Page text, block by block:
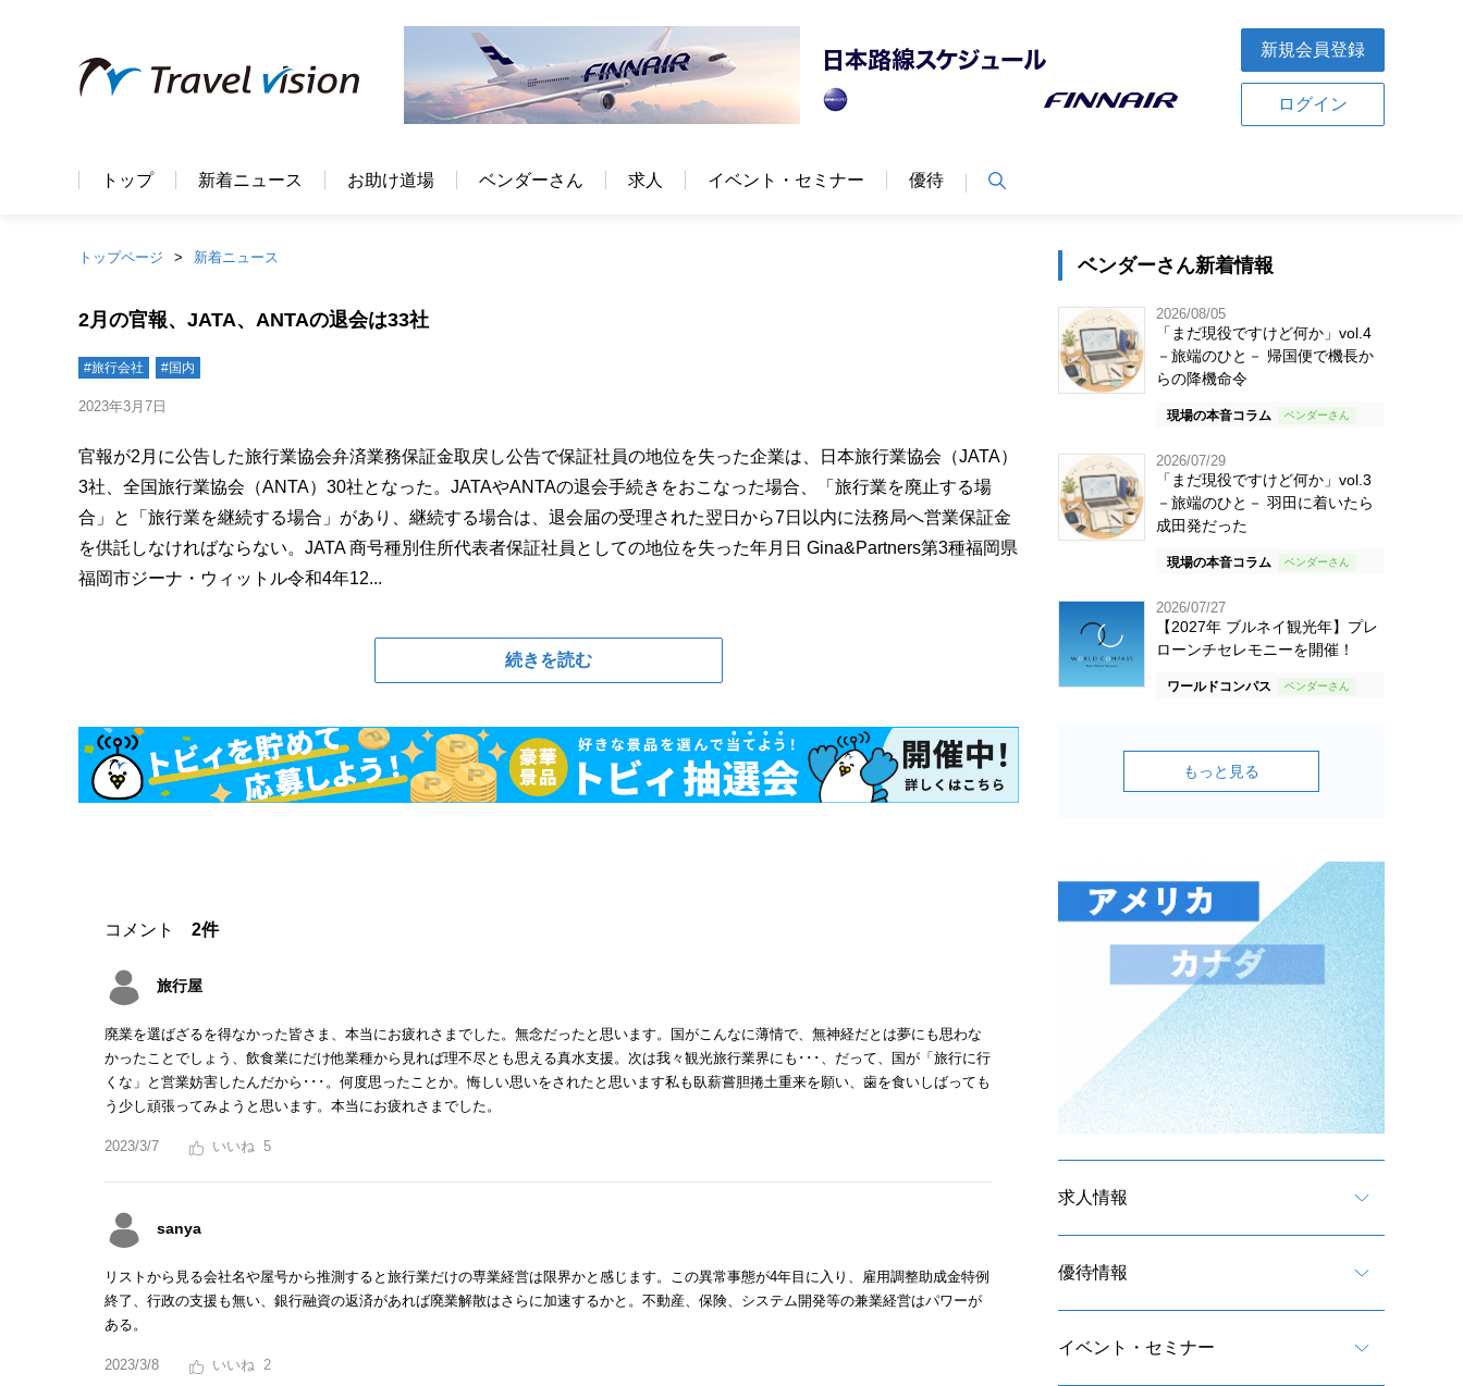
新規会員登録
ログイン
トップ 新着ニュース お助け道場 ベンダーさん 求人 イベント・セミナー 優待
トップページ 新着ニュース
2月の官報、JATA、ANTAの退会は33社
#旅行会社 #国内
2023年3月7日
官報が2月に公告した旅行業協会弁済業務保証金取戻し公告で保証社員の地位を失った企業は、日本旅行業協会（JATA）
3社、全国旅行業協会（ANTA）30社となった。JATAやANTAの退会手続きをおこなった場合、「旅行業を廃止する場
合」と「旅行業を継続する場合」があり、継続する場合は、退会届の受理された翌日から7日以内に法務局へ営業保証金
を供託しなければならない。JATA 商号種別住所代表者保証社員としての地位を失った年月日 Gina&Partners第3種福岡県
福岡市ジーナ・ウィットル令和4年12...
続きを読む
コメント 2件
旅行屋
廃業を選ばざるを得なかった皆さま、本当にお疲れさまでした。無念だったと思います。国がこんなに薄情で、無神経だとは夢にも思わな
かったことでしょう、飲食業にだけ他業種から見れば理不尽とも思える真水支援。次は我々観光旅行業界にも･･･、だって、国が「旅行に行
くな」と営業妨害したんだから･･･。何度思ったことか。悔しい思いをされたと思います私も臥薪嘗胆捲土重来を願い、歯を食いしばっても
う少し頑張ってみようと思います。本当にお疲れさまでした。
2023/3/7 5
sanya
リストから見る会社名や屋号から推測すると旅行業だけの専業経営は限界かと感じます。この異常事態が4年目に入り、雇用調整助成金特例
終了、行政の支援も無い、銀行融資の返済があれば廃業解散はさらに加速するかと。不動産、保険、システム開発等の兼業経営はパワーが
ある。
2023/3/8 2
ベンダーさん新着情報
2026/08/05
「まだ現役ですけど何か」vol.4
－旅端のひと－ 帰国便で機長か
らの降機命令
現場の本音コラム
2026/07/29
「まだ現役ですけど何か」vol.3
－旅端のひと－ 羽田に着いたら
成田発だった
現場の本音コラム
2026/07/27
【2027年 ブルネイ観光年】プレ
ローンチセレモニーを開催！
ワールドコンパス
もっと見る
求人情報
優待情報
イベント・セミナー